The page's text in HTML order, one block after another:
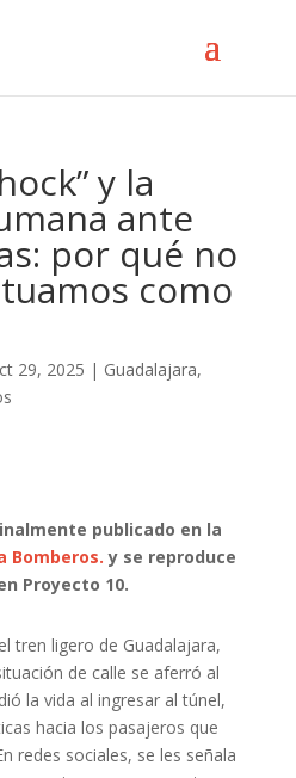
y la
ante
por qué no
como
29, 2025 | Guadalajara,
publicado en la
Bomberos. y se reproduce
Proyecto 10.
tren ligero de Guadalajara,
de calle se aferró al
la vida al ingresar al túnel,
hacia los pasajeros que
redes sociales, se les señala